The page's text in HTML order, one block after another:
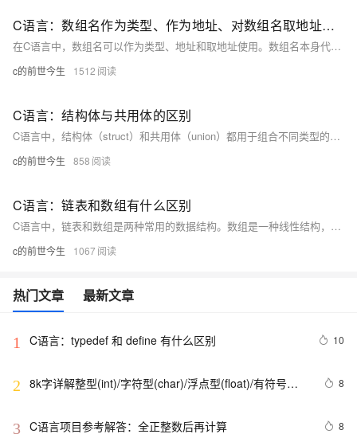
C语言：数组名作为类型、作为地址、对数组名取地址的区别
在C语言中，数组名可以作为类型、地址和取地址使用。数组名本身代表数组的首地址，作为地址时可以直接使用；作为类型时，用于声明指针或函数参数；取地址时，使用取地址符 (&)，得到的是整个数组的地址，类型为指向该类型的指针。
c的前世今生 1512
C语言：结构体与共用体的区别
C语言中，结构体（struct）和共用体（union）都用于组合不同类型的数据，但使用方式不同。结构体为每个成员分配独立的内存空间，而共用体的所有成员共享同一段内存，节省空间但需谨慎使用。
c的前世今生 858
C语言：链表和数组有什么区别
C语言中，链表和数组是两种常用的数据结构。数组是一种线性结构，元素在内存中连续存储，通过下标访问，适合随机访问且大小固定的情况。链表由一系列不连续的节点组成，每个节点存储数据和指向下一个节点的指针，适用于频繁插入和删除操作的场景，链表的大小可以动态变化。
c的前世今生 1067
热门文章 最新文章
1 C语言：typedef 和 define 有什么区别 10
2 8k字详解整型(int)/字符型(char)/浮点型(float)/有符号
内功修炼/C语言】
8
3 C语言项目参考解答：全正整数后再计算 8